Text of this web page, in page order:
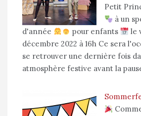
Petit
à un
d'année
pour enfants
le
décembre 2022 à 16h Ce sera
se retrouver une dernière fois
atmosphère festive avant la